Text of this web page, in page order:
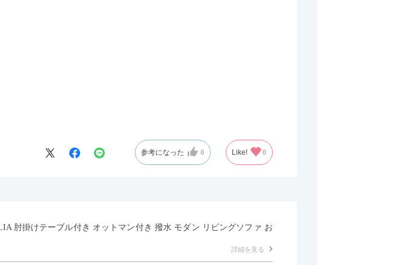
参考になった 0 Like! 0
肘掛けテーブル付き オットマン付き 撥水 モダン リビングソファ お
詳細を見る